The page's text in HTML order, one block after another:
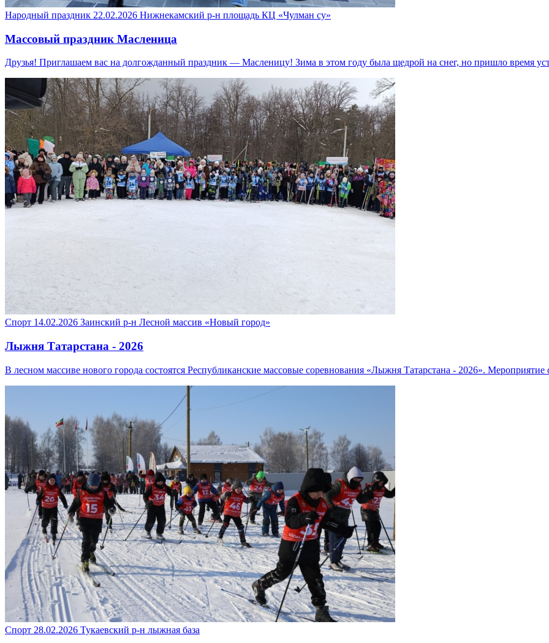
Народный праздник 22.02.2026 Нижнекамский р-н площадь КЦ «Чулман су»
Массовый праздник Масленица
Друзья! Приглашаем вас на долгожданный праздник — Масленицу! Зима в этом году была щедрой на снег, но пришло время
Спорт 14.02.2026 Заинский р-н Лесной массив «Новый город»
Лыжня Татарстана - 2026
В лесном массиве нового города состоятся Республиканские массовые соревнования «Лыжня Татарстана - 2026».
Спорт 28.02.2026 Тукаевский р-н лыжная база